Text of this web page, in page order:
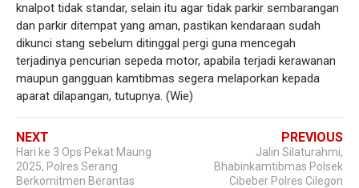
knalpot tidak standar, selain itu agar tidak parkir sembarangan
dan parkir ditempat yang aman, pastikan kendaraan sudah
dikunci stang sebelum ditinggal pergi guna mencegah
terjadinya pencurian sepeda motor, apabila terjadi kerawanan
maupun gangguan kamtibmas segera melaporkan kepada
aparat dilapangan, tutupnya. (Wie)
NEXT
Hari ke 3 Ops Pekat Maung
2025, Polres Serang
Berkomitmen Berantas
PREVIOUS
Jalin Silaturahmi,
Bhabinkamtibmas Polsek
Cibeber Polres Cilegon